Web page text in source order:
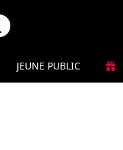
JEUNE PUBLIC